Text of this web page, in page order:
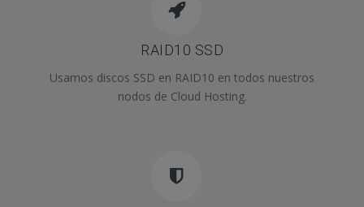
RAID10 SSD
Usamos discos SSD en RAID10 en todos nuestros
nodos de Cloud Hosting.